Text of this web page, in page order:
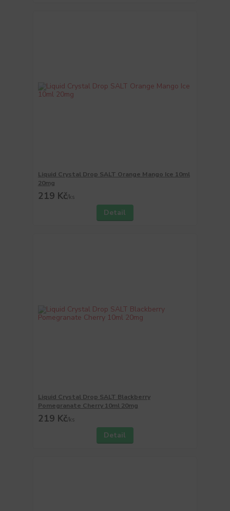
Liquid Crystal Drop SALT Orange Mango Ice 10ml
20mg
219 Kč/ks
Detail
Liquid Crystal Drop SALT Blackberry
Pomegranate Cherry 10ml 20mg
219 Kč/ks
Detail